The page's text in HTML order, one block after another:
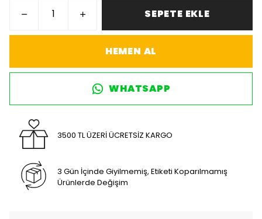
SEPETE EKLE
HEMEN AL
WHATSAPP
3500 TL ÜZERİ ÜCRETSİZ KARGO
3 Gün İçinde Giyilmemiş, Etiketi Koparılmamış
Ürünlerde Değişim